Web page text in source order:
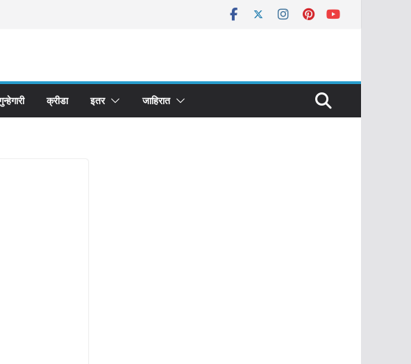
क्रीडा इतर जाहिरात